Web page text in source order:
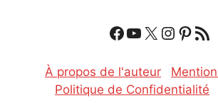
Facebook
YouTube
X Flux RSS
À propos de l'auteur
Politique de Confidentialité